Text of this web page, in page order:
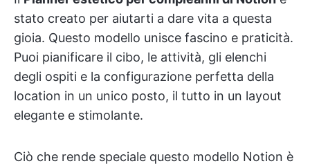
stato creato per aiutarti a dare vita a questa
gioia. Questo modello unisce fascino e praticità.
Puoi pianificare il cibo, le attività, gli elenchi
degli ospiti e la configurazione perfetta della
location in un unico posto, il tutto in un layout
elegante e stimolante.
Ciò che rende speciale questo modello Notion è